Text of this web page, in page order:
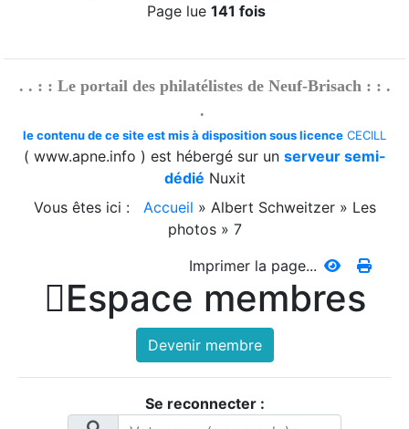
Page lue 141 fois
. . : : Le portail des philatélistes de Neuf-Brisach : : .
.
le contenu de ce site est mis à disposition sous licence CECILL
( www.apne.info ) est hébergé sur un serveur semi-
dédié Nuxit
Vous êtes ici :
Accueil » Albert Schweitzer» Les
photos» 7
Imprimer la page...
Espace membres
Devenir membre
Se reconnecter :